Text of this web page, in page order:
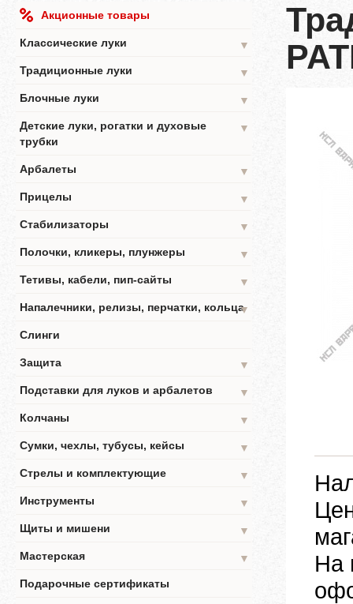
Акционные товары
Классические луки
▼
Традиционные луки
▼
Блочные луки
▼
Детские луки, рогатки и духовые
трубки
▼
Арбалеты
▼
Прицелы
▼
Стабилизаторы
▼
Полочки, кликеры, плунжеры
▼
Тетивы, кабели, пип-сайты
▼
Напалечники, релизы, перчатки, кольца▼
Слинги
Защита
▼
Подставки для луков и арбалетов
▼
Колчаны
▼
Сумки, чехлы, тубусы, кейсы
▼
Стрелы и комплектующие
▼
Инструменты
▼
Щиты и мишени
▼
Мастерская
▼
Подарочные сертификаты
На